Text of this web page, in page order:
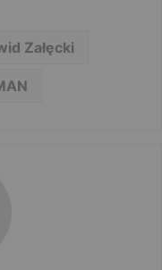
Załęcki